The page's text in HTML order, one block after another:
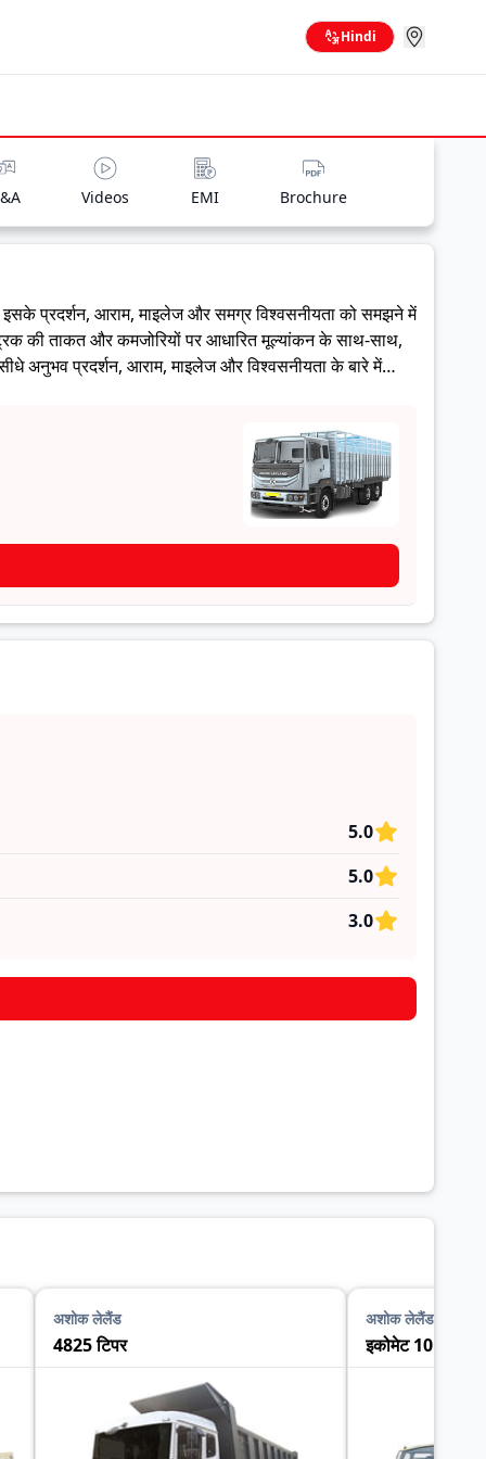
Hindi
Videos EMI Brochure
प्रदर्शन, आराम, माइलेज और समग्र विश्वसनीयता को समझने में
ट्रक की ताकत और कमजोरियों पर आधारित मूल्यांकन के साथ-साथ,
अनुभव प्रदर्शन, आराम, माइलेज और विश्वसनीयता के बारे में
5.0
5.0
3.0
अशोक लेलैंड
4825 टिपर
अशोक लेलैंड
इकोमेट 1015 टिपर